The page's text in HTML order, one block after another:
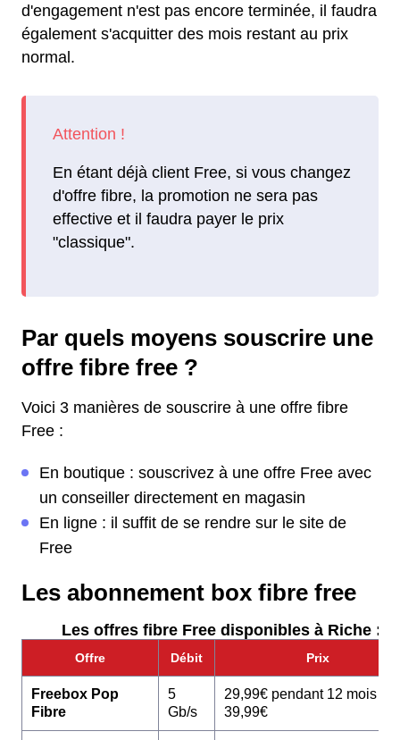
d'engagement n'est pas encore terminée, il faudra
également s'acquitter des mois restant au prix
normal.
En étant déjà client Free, si vous changez
d'offre fibre, la promotion ne sera pas
effective et il faudra payer le prix
"classique".
Par quels moyens souscrire une
offre fibre free ?
Voici 3 manières de souscrire à une offre fibre
Free :
En boutique : souscrivez à une offre Free avec
un conseiller directement en magasin
En ligne : il suffit de se rendre sur le site de
Free
Les abonnement box fibre free
Les offres fibre Free disponibles à Riche :
Offre Débit Prix
Freebox Pop
Fibre
5
Gb/s
29,99€ pendant 12 mois
39,99€